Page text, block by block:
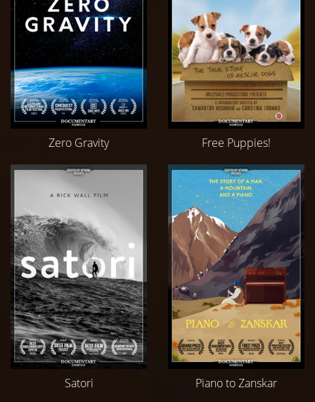
Zero Gravity Free Puppies!
Satori Piano to Zanskar